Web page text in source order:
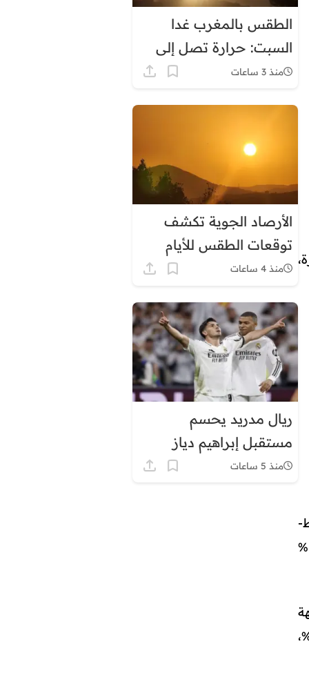
سلا-القنيطرة وطنجة-تطوان-الحسيمة، ساهمت في هذا السياق بنسب بلغت 31,8% و15,3%
فاس-مكناس بنسبة 8,4%، وجهة سوس-ماسة بنسبة 6,7%،
الطقس بالمغرب غدا
السبت: حرارة تصل إلى
45 درجة وزخات رعديةمنذ 3 ساعات
الأرصاد الجوية تكشف
توقعات الطقس للأيام
المقبلة بالمغرب
منذ 4 ساعات
ريال مدريد يحسم
مستقبل إبراهيم دياز
منذ 5 ساعات